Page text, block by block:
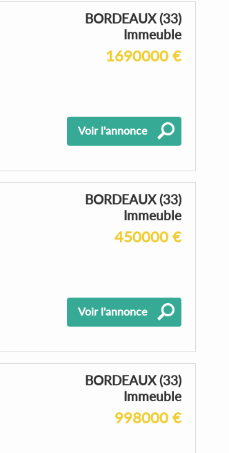
BORDEAUX (33)
Immeuble
1690000 €
Voir l'annonce
BORDEAUX (33)
Immeuble
450000 €
Voir l'annonce
BORDEAUX (33)
Immeuble
998000 €